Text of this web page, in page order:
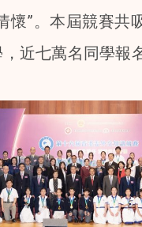
懷”。本屆競賽共
近七萬名同學報